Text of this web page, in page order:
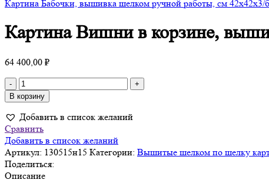
Картина Бабочки, вышивка шелком ручной работы, см 42х42х3/
Картина Вишни в корзине,
64 400,00 ₽
Количество
товара
Картина
Вишни
в
корзине,
вышивка
шелком
ручной
В корзину
Добавить в список желаний
Сравнить
Добавить в список желаний
Артикул: 130515н15 Категории: Вышитые шелком по шелку
Поделиться:
Описание